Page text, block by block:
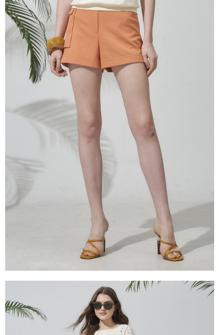
4.訂單成立30分鐘內，如未前往確認交易或遇審核未通過，訂單將自動取
消。如遇「轉專審核」未通過狀況，表示未達大哥付你分期系統評分，恕無
法說明評估內容。
【繳款方式說明】
1.分期款項不併入電信帳單，「大哥付你分期」於每月結算日後寄送繳費提
醒簡訊。
2.透過簡訊連結打開帳單後，可選擇「超商條碼／台灣大直營門市／銀行轉
帳／街口支付／iPASS MONEY」等通路繳費。
1.本服務係由「台灣大哥大股份有限公司」（以下簡稱本公司）所提供，讓
用戶於交易時，得透過本服務購買商品或服務，並由商店將買賣／分期付款
買賣價金債權讓與本公司後，依約使用本公司帳單繳交帳款。
2.基於同意付款使用「大哥付你分期」之契約關係目的，商店將以您的個人
資料（包含姓名、電話或地址）提供予台灣大哥大進項蒐集、處理及利用，
由本公司與您本人進行分期帳單所需資料之確認、核對及更正。
3.完整用戶服務條款，請詳閱以下連結：
https://oppay.tw/userRule
便利好安心！
１．簡單：不需註冊會員、不需綁卡、不需儲值。
２．便利：只要手機號碼，簡訊認證，即可結帳。
３．安心：先確認商品／服務後，再付款。
【「AFTEE先享後付」結帳流程】
１．於結帳方式選擇「AFTEE先享後付」後，將跳轉至「AFTEE先享後付」
結帳頁面，進行簡訊認證並確認金額後，即可完成結帳。
２．訂單成立數日內，您將收到繳費通知簡訊。
３．收到繳費通知簡訊後14天內，點擊此簡訊中的連結，可透過四大超商／
ATM／網路銀行／等多元方式進行付款，方視為交易完成。
※ 請注意：結帳手續完成當下不需立刻繳費，但若您需要取消訂單，請聯絡
購買商品的店家。未經商家同意取消之訂單仍視為有效，需透過AFTEE先享
後付繳納相關費用。
※ 交易是否成功請以「AFTEE先享後付 」之結帳頁面顯示為準，若有關於
是否繳費成功／繳費後需取消欲退款等相關疑問，請聯繫「AFTEE先享後付
https://netprotections.freshdesk.com/support/home
１．透過由恩沛科技股份有限公司提供之「AFTEE先享後付」服務完成之交
易，需依本服務之必要範圍內提供個人資料，並將交易相關給付款項請求債
權轉讓予恩沛科技股份有限公司。
２．關於個人資料處理事宜，請瀏覽以下網址：
https://aftee.tw/terms/#terms3
３．未成年的使用者請事先徵得法定代理人或監護人之同意方可使用
「AFTEE先享後付」，若未經同意申辦者引起之損失，本公司不負相關責
４．使用「AFTEE先享後付」時，將依據個別帳號之用戶狀況，依本公司即
時審查核予不同之上限額度；若仍有額度不足之情形，本公司將視審查結果
５．嚴禁一人註冊多個帳號或使用他人資訊註冊。若發現惡意使用之情形，
運送方式
全家取貨付款
每筆NT$120，滿NT$2,000(含以上)免運費
7-11取貨付款
每筆NT$120，滿NT$2,000(含以上)免運費
每筆NT$120，滿NT$2,000(含以上)免運費